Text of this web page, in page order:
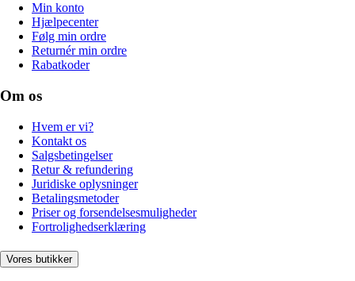
Min konto
Hjælpecenter
Følg min ordre
Returnér min ordre
Rabatkoder
Om os
Hvem er vi?
Kontakt os
Salgsbetingelser
Retur & refundering
Juridiske oplysninger
Betalingsmetoder
Priser og forsendelsesmuligheder
Fortrolighedserklæring
Vores butikker